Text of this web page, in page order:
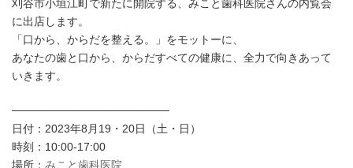
刈谷市小垣江町で新たに開院する、みこと歯科医院さんの内覧会
に出店します。
「口から、からだを整える。」をモットーに、
あなたの歯と口から、からだすべての健康に、全力で向きあって
いきます。
────────────────────
日付：2023年8月19・20日（土・日）
時刻：10:00-17:00
場所： みこと歯科医院